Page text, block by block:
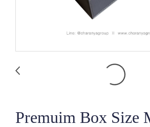
Premuim Box Size